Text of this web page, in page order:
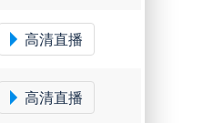
高清直播
高清直播